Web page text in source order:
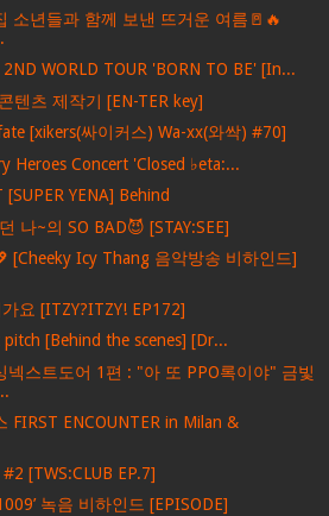
소년들과 함께 보낸 뜨거운 여름🚪🔥
WORLD TOUR 'BORN TO BE' [In...
텐츠 제작기 [EN-TER key]
[xikers(싸이커스) Wa-xx(와싹) #70]
Heroes Concert 'Closed ♭eta:...
YENA] Behind
나~의 SO BAD😈 [STAY:SEE]
[Cheeky Icy Thang 음악방송 비하인드]
요 [ITZY?ITZY! EP172]
[Behind the scenes] [Dr...
넥스트도어 1편 : "아 또 PPO록이야" 금빛
FIRST ENCOUNTER in Milan &
[TWS:CLUB EP.7]
녹음 비하인드 [EPISODE]